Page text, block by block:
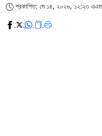
প্রকাশিত: মে ১৪, ২০২৬, ১২:২৩ এএম